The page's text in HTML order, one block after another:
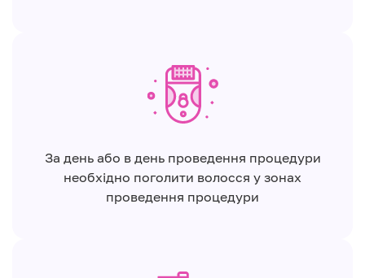
За день або в день проведення процедури
необхідно поголити волосся у зонах
проведення процедури